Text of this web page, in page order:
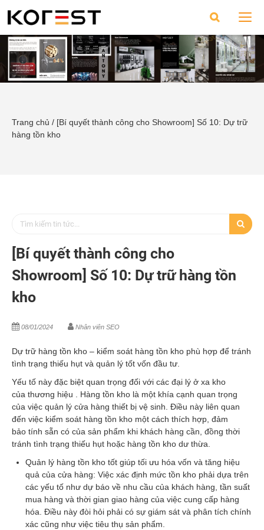
Trang chủ / [Bí quyết thành công cho Showroom] Số 10: Dự trữ
hàng tồn kho
[Bí quyết thành công cho
Showroom] Số 10: Dự trữ hàng tồn
kho
08/01/2024 Nhân viên SEO
Dự trữ hàng tồn kho – kiểm soát hàng tồn kho phù hợp để tránh
tình trạng thiếu hụt và quản lý tốt vốn đầu tư.
Yếu tố này đặc biệt quan trọng đối với các đại lý ở xa kho
của thương hiệu . Hàng tồn kho là một khía cạnh quan trọng
của việc quản lý cửa hàng thiết bị vệ sinh. Điều này liên quan
đến việc kiểm soát hàng tồn kho một cách thích hợp, đảm
bảo tính sẵn có của sản phẩm khi khách hàng cần, đồng thời
tránh tình trạng thiếu hụt hoặc hàng tồn kho dư thừa.
Quản lý hàng tồn kho tốt giúp tối ưu hóa vốn và tăng hiệu
quả của cửa hàng: Việc xác định mức tồn kho phải dựa trên
các yếu tố như dự báo về nhu cầu của khách hàng, tần suất
mua hàng và thời gian giao hàng của việc cung cấp hàng
hóa. Điều này đòi hỏi phải có sự giám sát và phân tích chính
xác cũng như việc tiêu thụ sản phẩm.